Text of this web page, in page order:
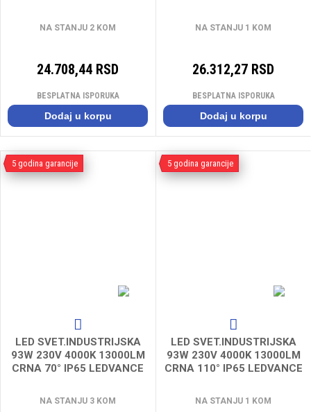
NA STANJU 2 KOM
24.708,44 RSD
BESPLATNA ISPORUKA
Dodaj u korpu
NA STANJU 1 KOM
26.312,27 RSD
BESPLATNA ISPORUKA
Dodaj u korpu
LED SVET.INDUSTRIJSKA
93W 230V 4000K 13000LM
CRNA 70° IP65 LEDVANCE
NA STANJU 3 KOM
5 godina garancije
LED SVET.INDUSTRIJSKA
93W 230V 4000K 13000LM
CRNA 110° IP65 LEDVANCE
NA STANJU 1 KOM
5 godina garancije